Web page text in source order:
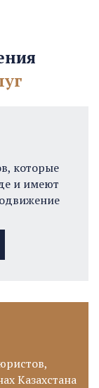
которые
и имеют
Казахстана